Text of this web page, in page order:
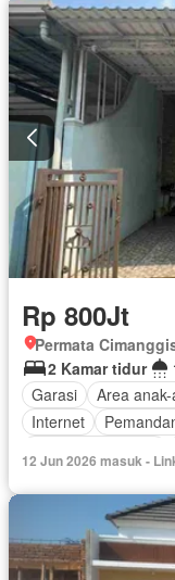
Rp 800Jt
Permata
2 Kamar tidur
Garasi
Area
Internet
12 Jun 2026 masuk -